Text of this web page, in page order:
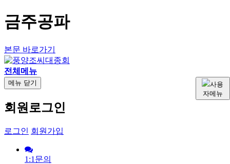
금주공파
본문 바로가기
전체메뉴
사용
자메뉴
메뉴 닫기
회원로그인
로그인 회원가입
1:1문의